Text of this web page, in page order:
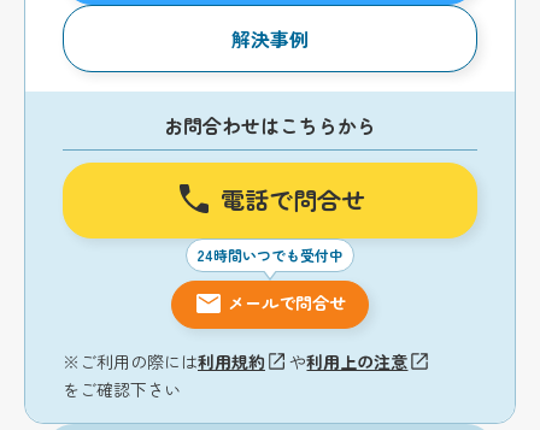
解決事例
お問合わせはこちらから
電話で問合せ
24時間いつでも受付中
メールで問合せ
※ご利用の際には利用規約 や利用上の注意
をご確認下さい